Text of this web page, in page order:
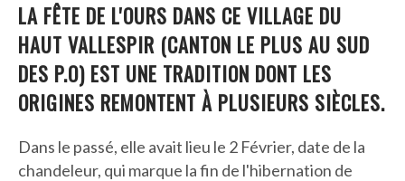
LA FÊTE DE L'OURS DANS CE VILLAGE DU
HAUT VALLESPIR (CANTON LE PLUS AU SUD
DES P.O) EST UNE TRADITION DONT LES
ORIGINES REMONTENT À PLUSIEURS SIÈCLES.
Dans le passé, elle avait lieu le 2 Février, date de la
chandeleur, qui marque la fin de l'hibernation de